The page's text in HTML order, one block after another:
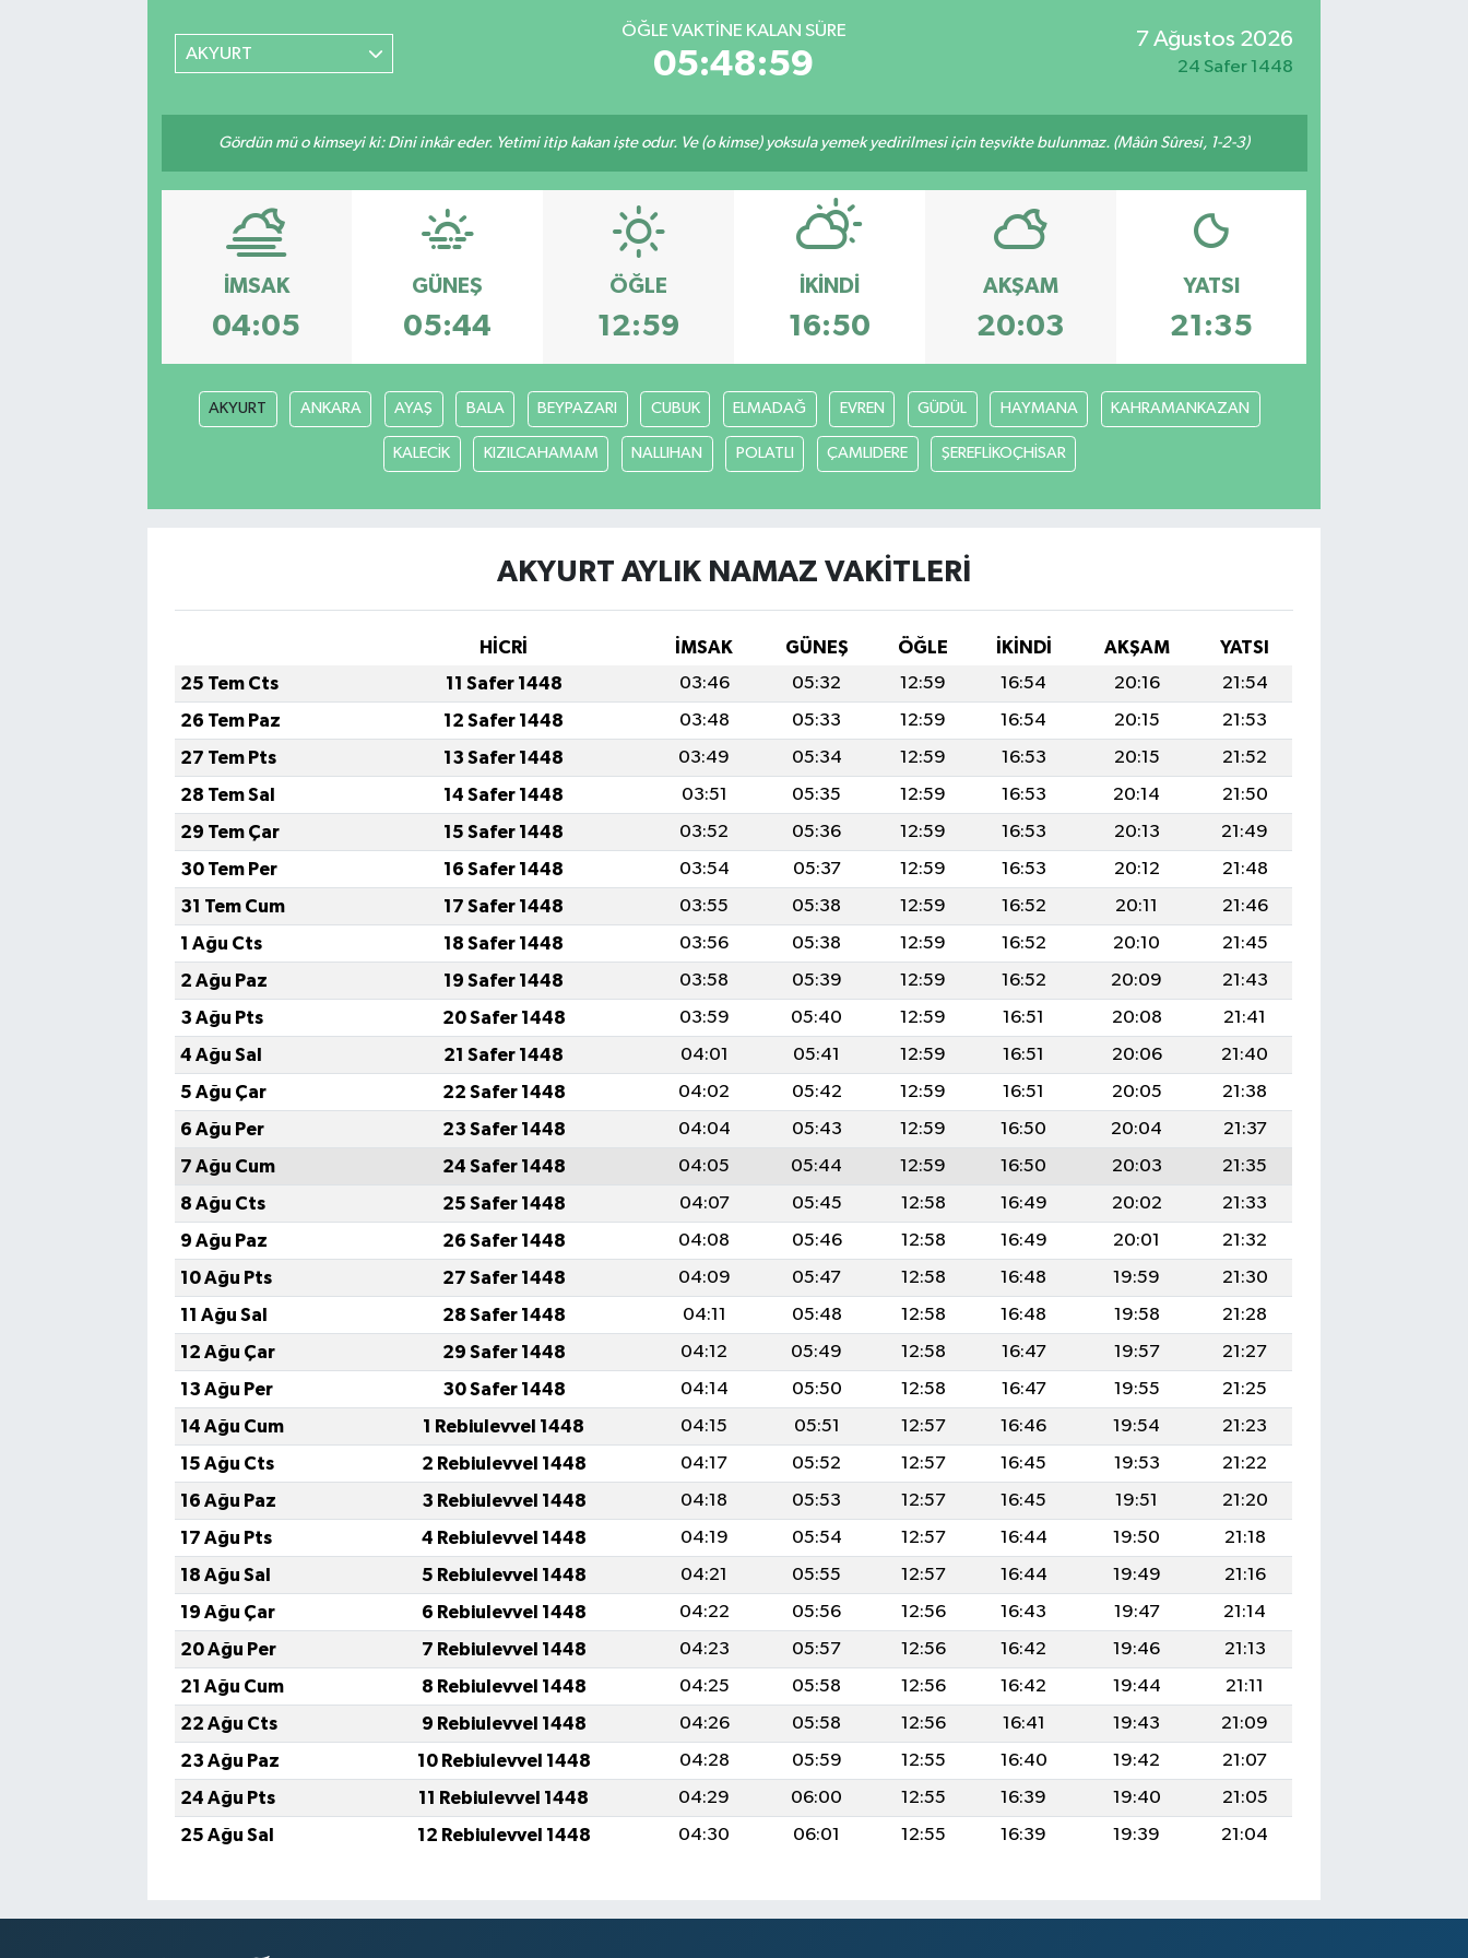
AKYURT
ÖĞLE VAKTINE KALAN SÜRE
05:48:59
7 Ağustos 2026
24 Safer 1448
Gördün mü o kimseyi ki: Dini inkâr eder. Yetimi itip kakan işte odur. Ve (o kimse) yoksula yemek yedirilmesi için teşvikte bulunmaz. (Mâûn Sûresi, 1-2-3)
İMSAK
04:05
GÜNEŞ
05:44
ÖĞLE
12:59
İKINDI
16:50
AKŞAM
20:03
YATSI
21:35
AKYURT ANKARA AYAŞ BALA BEYPAZARI CUBUK ELMADAĞ EVREN GÜDÜL HAYMANA KAHRAMANKAZAN
KALECİK KIZILCAHAMAM NALLIHAN POLATLI ÇAMLIDERE ŞEREFLİKOÇHİSAR
AKYURT AYLIK NAMAZ VAKITLERI
HİCRİ İMSAK GÜNEŞ ÖĞLE İKINDI AKŞAM
YATSI
25 Tem Cts
11 Safer 1448 03:46 05:32 12:59 16:54 20:16
21:54
26 Tem Paz
12 Safer 1448 03:48 05:33 12:59 16:54 20:15
21:53
27 Tem Pts
13 Safer 1448 03:49 05:34 12:59 16:53 20:15
21:52
28 Tem Sal
14 Safer 1448 03:51 05:35 12:59 16:53 20:14
21:50
29 Tem Çar
15 Safer 1448 03:52 05:36 12:59 16:53 20:13
21:49
30 Tem Per
16 Safer 1448 03:54 05:37 12:59 16:53 20:12
21:48
31 Tem Cum
17 Safer 1448 03:55 05:38 12:59 16:52 20:11
21:46
1 Ağu Cts
18 Safer 1448 03:56 05:38 12:59 16:52 20:10
21:45
2 Ağu Paz
19 Safer 1448 03:58 05:39 12:59 16:52 20:09
21:43
3 Ağu Pts
20 Safer 1448 03:59 05:40 12:59 16:51 20:08
21:41
4 Ağu Sal
21 Safer 1448 04:01 05:41 12:59 16:51 20:06
21:40
5 Ağu Çar
22 Safer 1448 04:02 05:42 12:59 16:51 20:05
21:38
6 Ağu Per
23 Safer 1448 04:04 05:43 12:59 16:50 20:04
21:37
7 Ağu Cum
24 Safer 1448 04:05 05:44 12:59 16:50 20:03
21:35
8 Ağu Cts
25 Safer 1448 04:07 05:45 12:58 16:49 20:02
21:33
9 Ağu Paz
26 Safer 1448 04:08 05:46 12:58 16:49 20:01
21:32
10 Ağu Pts
27 Safer 1448 04:09 05:47 12:58 16:48 19:59
21:30
11 Ağu Sal
28 Safer 1448 04:11 05:48 12:58 16:48 19:58
21:28
12 Ağu Çar
29 Safer 1448 04:12 05:49 12:58 16:47 19:57
21:27
13 Ağu Per
30 Safer 1448 04:14 05:50 12:58 16:47 19:55
21:25
14 Ağu Cum
1 Rebiulevvel 1448 04:15 05:51 12:57 16:46 19:54
21:23
15 Ağu Cts
2 Rebiulevvel 1448 04:17 05:52 12:57 16:45 19:53
21:22
16 Ağu Paz
3 Rebiulevvel 1448 04:18 05:53 12:57 16:45 19:51
21:20
17 Ağu Pts
4 Rebiulevvel 1448 04:19 05:54 12:57 16:44 19:50
21:18
18 Ağu Sal
5 Rebiulevvel 1448 04:21 05:55 12:57 16:44 19:49
21:16
19 Ağu Çar
6 Rebiulevvel 1448 04:22 05:56 12:56 16:43 19:47
21:14
20 Ağu Per
7 Rebiulevvel 1448 04:23 05:57 12:56 16:42 19:46
21:13
21 Ağu Cum
8 Rebiulevvel 1448 04:25 05:58 12:56 16:42 19:44
21:11
22 Ağu Cts
9 Rebiulevvel 1448 04:26 05:58 12:56 16:41 19:43
21:09
23 Ağu Paz
10 Rebiulevvel 1448 04:28 05:59 12:55 16:40 19:42
21:07
24 Ağu Pts
11 Rebiulevvel 1448 04:29 06:00 12:55 16:39 19:40
21:05
25 Ağu Sal
12 Rebiulevvel 1448 04:30 06:01 12:55 16:39 19:39 21:04